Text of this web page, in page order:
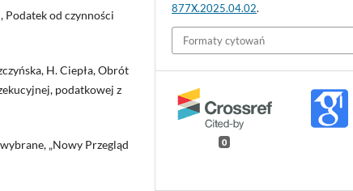
Podatek od czynności
H. Ciepła, Obrót
podatkowej z
„Nowy Przegląd
877X.2025.04.02.
Formaty cytowań
0